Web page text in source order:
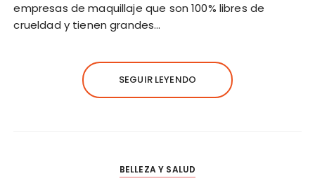
empresas de maquillaje que son 100% libres de
crueldad y tienen grandes…
SEGUIR LEYENDO
BELLEZA Y SALUD